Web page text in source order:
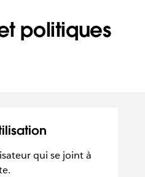
politiques
qui se joint à